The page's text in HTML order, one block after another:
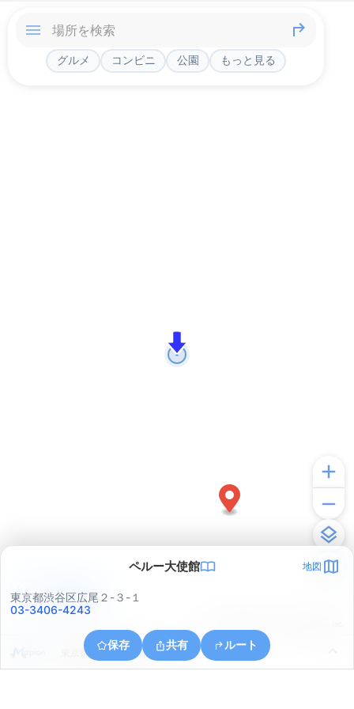
グルメ コンビニ 公園 もっと見る
ペルー大使館 地図
東京都渋谷区広尾２-３-１
03-3406-4243
保存 共有 ルート
東京都渋谷区神宮前５丁目６
アプリで見る